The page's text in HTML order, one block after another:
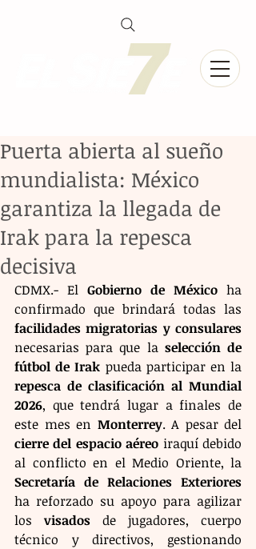
Puerta abierta al sueño
mundialista: México
garantiza la llegada de
Irak para la repesca
decisiva
CDMX.- El Gobierno de México ha
facilidades migratorias y consulares
necesarias para que la selección de
fútbol de Irak
repesca de clasificación al Mundial
2026, que tendrá lugar a finales de
este mes en Monterrey
cierre del espacio aéreo iraquí debido
Secretaría de Relaciones Exteriores
ha reforzado su apoyo para agilizar
los visados de jugadores, cuerpo
técnico y directivos, gestionando